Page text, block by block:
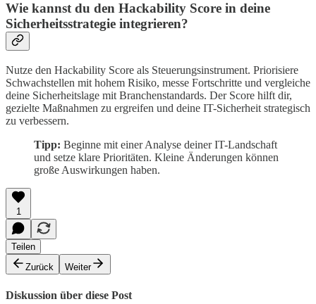
Wie kannst du den Hackability Score in deine
Sicherheitsstrategie integrieren?
Nutze den Hackability Score als Steuerungsinstrument. Priorisiere
Schwachstellen mit hohem Risiko, messe Fortschritte und vergleiche
deine Sicherheitslage mit Branchenstandards. Der Score hilft dir,
gezielte Maßnahmen zu ergreifen und deine IT-Sicherheit strategisch
zu verbessern.
Tipp: Beginne mit einer Analyse deiner IT-Landschaft
und setze klare Prioritäten. Kleine Änderungen können
große Auswirkungen haben.
1
Teilen
Zurück
Weiter
Diskussion über diese Post